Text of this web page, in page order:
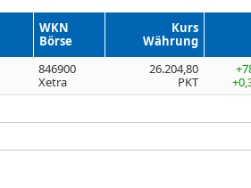
WKN
Börse
Kurs
Währung
846900
Xetra
26.204,80
PKT